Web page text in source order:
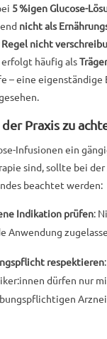
5 %igen Glucose-
nicht als
Regel nicht
häufig als
– eine eigenständige
Praxis zu
Infusionen ein
sind, sollte bei
beachtet werden:
Indikation prüfen:
Anwendung
respektieren:
dürfen nur